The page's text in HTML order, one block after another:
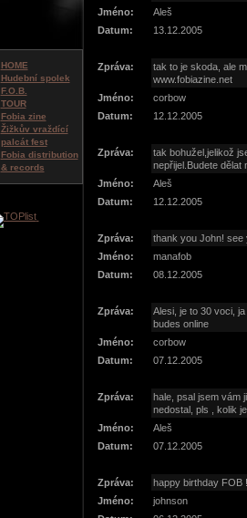
HOME
Hudební spolek
F.O.B.
TOUR
Fobia zine
Žižkův vraždící
palcát fest
Fobia distribution
& records
Jméno:
Aleš
Datum:
13.12.2005
Zpráva:
tak to je skoda, ale
www.fobiazine.net
Jméno:
corbow
Datum:
12.12.2005
Zpráva:
tak bohužel,jelikož
nepřijel.Budete dělat
Jméno:
Aleš
Datum:
12.12.2005
Zpráva:
thank you John! see
Jméno:
manafob
Datum:
08.12.2005
Zpráva:
Alesi, je to 30 voci,
budes online
Jméno:
corbow
Datum:
07.12.2005
Zpráva:
hale, psal jsem vám
nedostal, pls , kolik
Jméno:
Aleš
Datum:
07.12.2005
Zpráva:
happy birthday FOB
Jméno:
johnson